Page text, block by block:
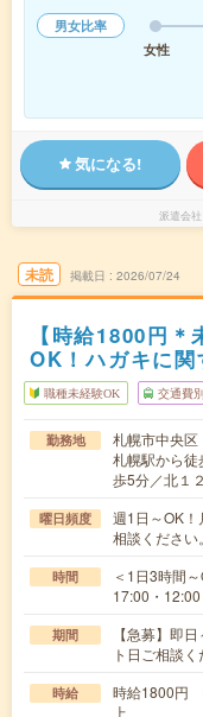
男女比率
女性
気になる!
派遣会社
未読 掲載日 2026/07/24
【時給1800円
OK！ハガキに関
職種未経験OK 交通費
勤務地
札幌市中央区
札幌駅から
歩5分／北１
曜日頻度
週1日～OK！
相談ください。
時間
＜1日3時間
17:00・
期間
【急募】即
ト日ご相談
時給
時給1800円
上